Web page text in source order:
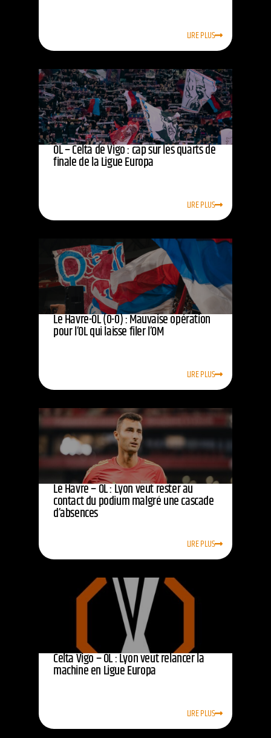
LIRE PLUS
OL – Celta de Vigo : cap sur les quarts de
finale de la Ligue Europa
LIRE PLUS
Le Havre-OL (0-0) : Mauvaise opération
pour l’OL qui laisse filer l’OM
LIRE PLUS
Le Havre – OL : Lyon veut rester au
contact du podium malgré une cascade
d’absences
LIRE PLUS
Celta Vigo – OL : Lyon veut relancer la
machine en Ligue Europa
LIRE PLUS